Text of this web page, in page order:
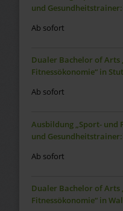
und
Ab sofort
Dualer Bachelor of Arts
Fitnessökonomie“ in
Ab sofort
Ausbildung „Sport-
und
Ab sofort
Dualer Bachelor of Arts
Fitnessökonomie“ in